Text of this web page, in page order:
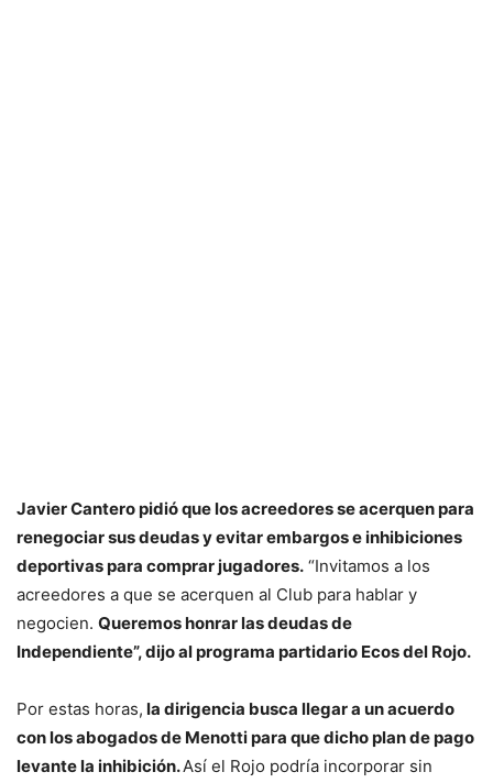
Javier Cantero pidió que los acreedores se acerquen para
renegociar sus deudas y evitar embargos e inhibiciones
deportivas para comprar jugadores. “Invitamos a los
acreedores a que se acerquen al Club para hablar y
negocien. Queremos honrar las deudas de
Independiente”, dijo al programa partidario Ecos del Rojo.
Por estas horas, la dirigencia busca llegar a un acuerdo
con los abogados de Menotti para que dicho plan de pago
levante la inhibición.Así el Rojo podría incorporar sin